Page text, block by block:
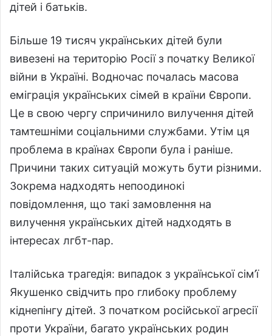
дітей і батьків.
Більше 19 тисяч українських дітей були
вивезені на територію Росії з початку Великої
війни в Україні. Водночас почалась масова
еміграція українських сімей в країни Європи.
Це в свою чергу спричинило вилучення дітей
тамтешніми соціальними службами. Утім ця
проблема в країнах Європи була і раніше.
Причини таких ситуацій можуть бути різними.
Зокрема надходять непоодинокі
повідомлення, що такі замовлення на
вилучення українських дітей надходять в
інтересах лгбт-пар.
Італійська трагедія: випадок з української сім’ї
Якушенко свідчить про глибоку проблему
кіднепінгу дітей. З початком російської агресії
проти України, багато українських родин